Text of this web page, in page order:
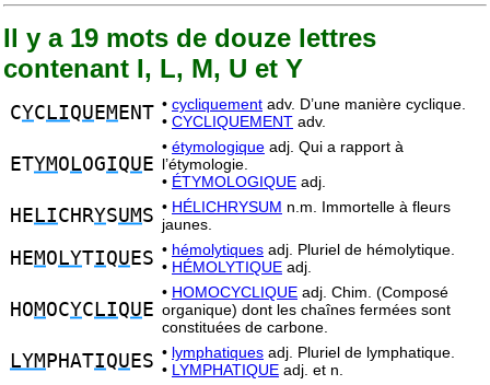
Il y a 19 mots de douze lettres
contenant I, L, M, U et Y
CYC LIQU EM ENT • cycliquement adv. D’une manière cyclique.
• CYCLIQUEMENT adv.
ETYMO LOGIQU E
• étymologique adj. Qui a rapport à
l’étymologie.
• ÉTYMOLOGIQUE adj.
HE LICHRYSUMS • HÉLICHRYSUM n.m. Immortelle à fleurs
jaunes.
HEMO LYTIQU ES • hémolytiques adj. Pluriel de hémolytique.
• HÉMOLYTIQUE adj.
HOMOCYC LIQU E
• HOMOCYCLIQUE adj. Chim. (Composé
organique) dont les chaînes fermées sont
constituées de carbone.
LYM PHATIQU ES • lymphatiques adj. Pluriel de lymphatique.
• LYMPHATIQUE adj. et n.